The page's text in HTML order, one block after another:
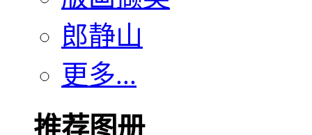
郎静山
更多...
推荐图册